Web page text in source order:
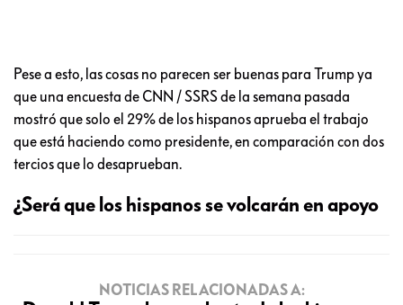
Pese a esto, las cosas no parecen ser buenas para Trump ya
que una encuesta de CNN / SSRS de la semana pasada
mostró que solo el 29% de los hispanos aprueba el trabajo
que está haciendo como presidente, en comparación con dos
tercios que lo desaprueban.
¿Será que los hispanos se volcarán en apoyo
NOTICIAS RELACIONADAS A: